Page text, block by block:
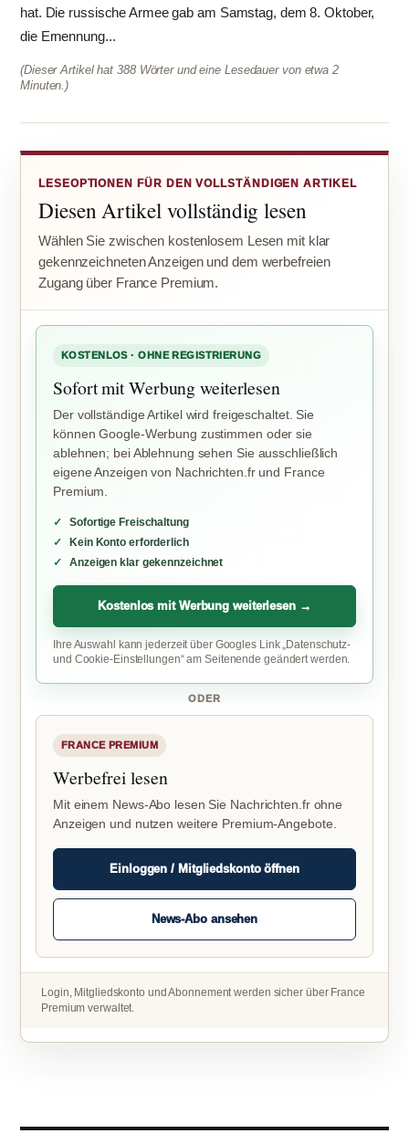
hat. Die russische Armee gab am Samstag, dem 8. Oktober,
die Ernennung...
(Dieser Artikel hat 388 Wörter und eine Lesedauer von etwa 2
Minuten.)
LESEOPTIONEN FÜR DEN VOLLSTÄNDIGEN ARTIKEL
Diesen Artikel vollständig lesen
Wählen Sie zwischen kostenlosem Lesen mit klar
gekennzeichneten Anzeigen und dem werbefreien
Zugang über France Premium.
KOSTENLOS · OHNE REGISTRIERUNG
Sofort mit Werbung weiterlesen
Der vollständige Artikel wird freigeschaltet. Sie
können Google-Werbung zustimmen oder sie
ablehnen; bei Ablehnung sehen Sie ausschließlich
eigene Anzeigen von Nachrichten.fr und France
Premium.
Sofortige Freischaltung
Kein Konto erforderlich
Anzeigen klar gekennzeichnet
Kostenlos mit Werbung weiterlesen →
Ihre Auswahl kann jederzeit über Googles Link „Datenschutz-
und Cookie-Einstellungen“ am Seitenende geändert werden.
ODER
FRANCE PREMIUM
Werbefrei lesen
Mit einem News-Abo lesen Sie Nachrichten.fr ohne
Anzeigen und nutzen weitere Premium-Angebote.
Einloggen / Mitgliedskonto öffnen
News-Abo ansehen
Login, Mitgliedskonto und Abonnement werden sicher über France
Premium verwaltet.